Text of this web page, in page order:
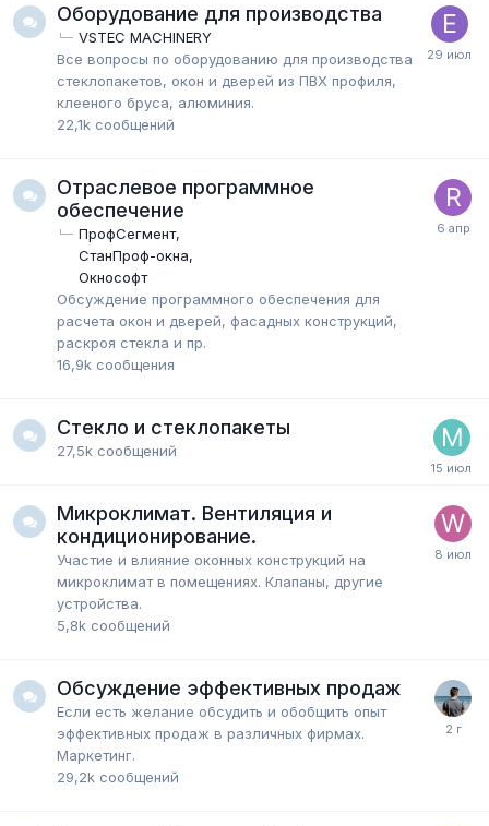
Оборудование для производства
VSTEC MACHINERY
Все вопросы по оборудованию для производства
стеклопакетов, окон и дверей из ПВХ профиля,
клееного бруса, алюминия.
22,1k сообщений
Отраслевое программное
обеспечение
ПрофСегмент
СтанПроф-окна
Окнософт
Обсуждение программного обеспечения для
расчета окон и дверей, фасадных конструкций,
раскроя стекла и пр.
16,9k сообщения
Стекло и стеклопакеты
27,5k сообщений
Микроклимат. Вентиляция и
кондиционирование.
Участие и влияние оконных конструкций на
микроклимат в помещениях. Клапаны, другие
устройства.
5,8k сообщений
Обсуждение эффективных продаж
Если есть желание обсудить и обобщить опыт
эффективных продаж в различных фирмах.
Маркетинг.
29,2k сообщений